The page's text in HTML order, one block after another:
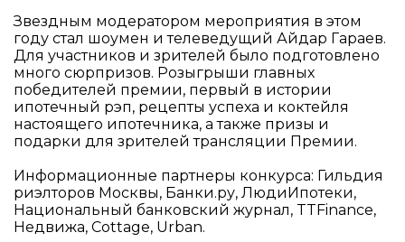
Звездным модератором мероприятия в этом
году стал шоумен и телеведущий Айдар Гараев.
Для участников и зрителей было подготовлено
много сюрпризов. Розыгрыши главных
победителей премии, первый в истории
ипотечный рэп, рецепты успеха и коктейля
настоящего ипотечника, а также призы и
подарки для зрителей трансляции Премии.
Информационные партнеры конкурса: Гильдия
риэлторов Москвы, Банки.ру, ЛюдиИпотеки,
Национальный банковский журнал, TTFinance,
Недвижа, Cottage, Urban.